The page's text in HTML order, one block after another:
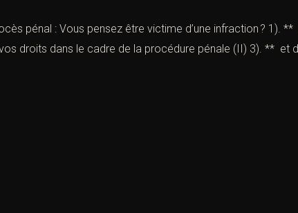
pénal : Vous pensez être victime d’une infraction ? 1).
droits dans le cadre de la procédure pénale (II) 3). ** et